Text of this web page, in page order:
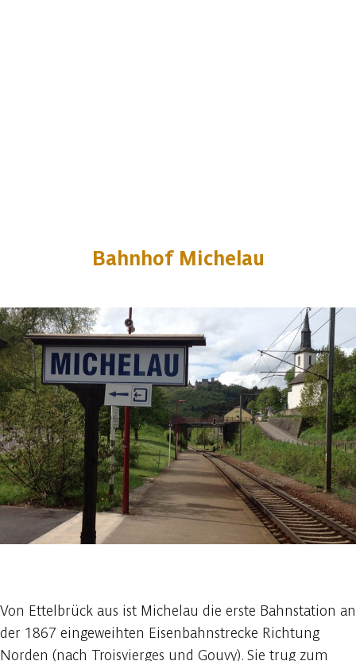
Bahnhof Michelau
Von Ettelbrück aus ist Michelau die erste Bahnstation an
der 1867 eingeweihten Eisenbahnstrecke Richtung
Norden (nach Troisvierges und Gouvy). Sie trug zum